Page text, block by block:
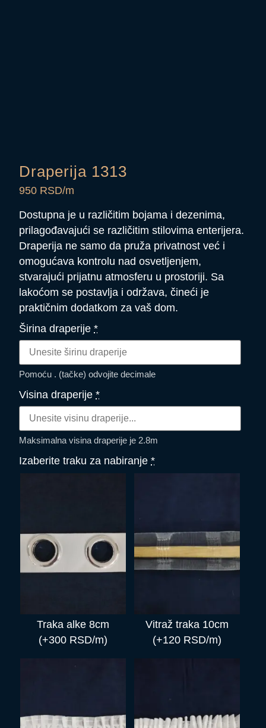
Draperija 1313
950 RSD/m
Dostupna je u različitim bojama i dezenima,
prilagođavajući se različitim stilovima enterijera.
Draperija ne samo da pruža privatnost već i
omogućava kontrolu nad osvetljenjem,
stvarajući prijatnu atmosferu u prostoriji. Sa
lakoćom se postavlja i održava, čineći je
praktičnim dodatkom za vaš dom.
Širina draperije *
Pomoću . (tačke) odvojite decimale
Visina draperije *
Maksimalna visina draperije je 2.8m
Izaberite traku za nabiranje *
Traka alke 8cm
(+300 RSD/m)
Vitraž traka 10cm
(+120 RSD/m)